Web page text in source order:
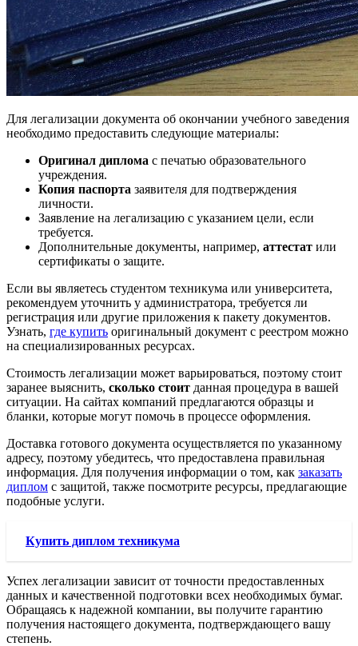
Для легализации документа об окончании учебного заведения
необходимо предоставить следующие материалы:
Оригинал диплома с печатью образовательного
учреждения.
Копия паспорта заявителя для подтверждения
личности.
Заявление на легализацию с указанием цели, если
требуется.
Дополнительные документы, например, аттестат или
сертификаты о защите.
Если вы являетесь студентом техникума или университета,
рекомендуем уточнить у администратора, требуется ли
регистрация или другие приложения к пакету документов.
Узнать, где купить оригинальный документ с реестром можно
на специализированных ресурсах.
Стоимость легализации может варьироваться, поэтому стоит
заранее выяснить, сколько стоит данная процедура в вашей
ситуации. На сайтах компаний предлагаются образцы и
бланки, которые могут помочь в процессе оформления.
Доставка готового документа осуществляется по указанному
адресу, поэтому убедитесь, что предоставлена правильная
информация. Для получения информации о том, как заказать
диплом с защитой, также посмотрите ресурсы, предлагающие
подобные услуги.
Купить диплом техникума
Успех легализации зависит от точности предоставленных
данных и качественной подготовки всех необходимых бумаг.
Обращаясь к надежной компании, вы получите гарантию
получения настоящего документа, подтверждающего вашу
степень.